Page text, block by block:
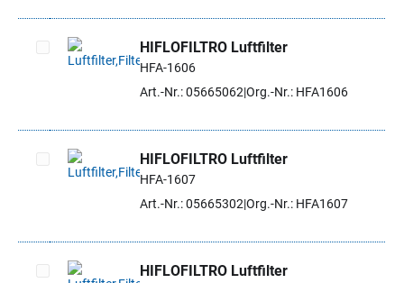
Artikel auswählen
HIFLOFILTRO Luftfilter
HFA-1606
Art.-Nr.: 05665062 Org.-Nr.: HFA1606
Artikel auswählen
HIFLOFILTRO Luftfilter
HFA-1607
Art.-Nr.: 05665302 Org.-Nr.: HFA1607
HIFLOFILTRO Luftfilter